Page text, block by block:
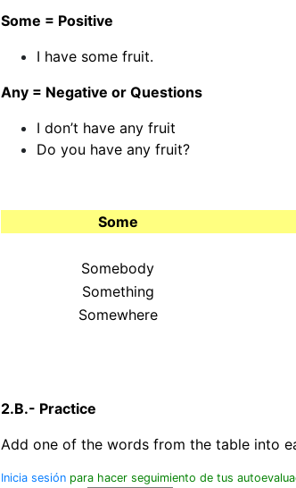
Some = Positive
I have some fruit.
Any = Negative or Questions
I don’t have any fruit
Do you have any fruit?
Some
Somebody
Something
Somewhere
2.B.- Practice
Add one of the words from the table into
Inicia sesiónpara hacer seguimiento de tus